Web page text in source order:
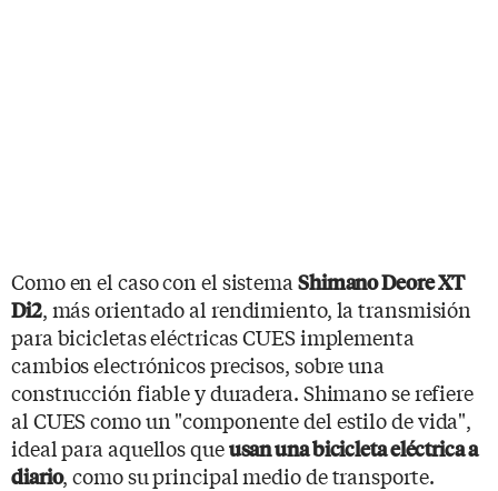
Como en el caso con el sistema Shimano Deore XT
Di2, más orientado al rendimiento, la transmisión
para bicicletas eléctricas CUES implementa
cambios electrónicos precisos, sobre una
construcción fiable y duradera. Shimano se refiere
al CUES como un "componente del estilo de vida",
ideal para aquellos queusan una bicicleta eléctrica a
diario, como su principal medio de transporte.